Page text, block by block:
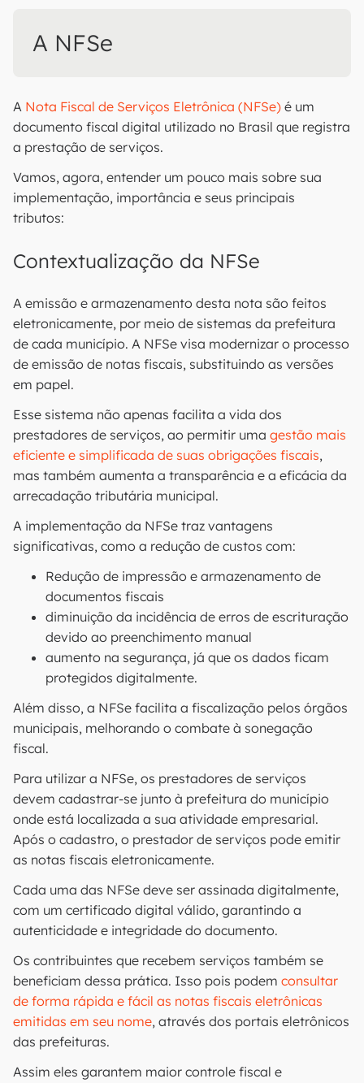
A NFSe
A Nota Fiscal de Serviços Eletrônica (NFSe) é um
documento fiscal digital utilizado no Brasil que registra
a prestação de serviços.
Vamos, agora, entender um pouco mais sobre sua
implementação, importância e seus principais
tributos:
Contextualização da NFSe
A emissão e armazenamento desta nota são feitos
eletronicamente, por meio de sistemas da prefeitura
de cada município. A NFSe visa modernizar o processo
de emissão de notas fiscais, substituindo as versões
em papel.
Esse sistema não apenas facilita a vida dos
prestadores de serviços, ao permitir uma gestão mais
eficiente e simplificada de suas obrigações fiscais,
mas também aumenta a transparência e a eficácia da
arrecadação tributária municipal.
A implementação da NFSe traz vantagens
significativas, como a redução de custos com:
Redução de impressão e armazenamento de
documentos fiscais
diminuição da incidência de erros de escrituração
devido ao preenchimento manual
aumento na segurança, já que os dados ficam
protegidos digitalmente.
Além disso, a NFSe facilita a fiscalização pelos órgãos
municipais, melhorando o combate à sonegação
fiscal.
Para utilizar a NFSe, os prestadores de serviços
devem cadastrar-se junto à prefeitura do município
onde está localizada a sua atividade empresarial.
Após o cadastro, o prestador de serviços pode emitir
as notas fiscais eletronicamente.
Cada uma das NFSe deve ser assinada digitalmente,
com um certificado digital válido, garantindo a
autenticidade e integridade do documento.
Os contribuintes que recebem serviços também se
beneficiam dessa prática. Isso pois podem consultar
de forma rápida e fácil as notas fiscais eletrônicas
emitidas em seu nome, através dos portais eletrônicos
das prefeituras.
Assim eles garantem maior controle fiscal e